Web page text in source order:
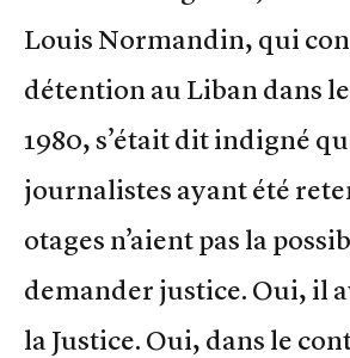
Louis Normandin, qui
détention au Liban dans
1980, s’était dit indigné
journalistes ayant été
otages n’aient pas la
demander justice. Oui, il
la Justice. Oui, dans le